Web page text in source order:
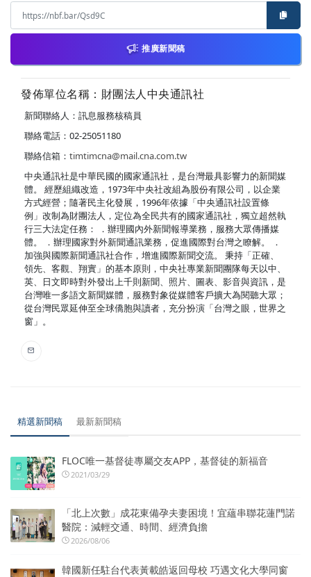
推廣新聞稿
發佈單位名稱：財團法人中央通訊社
新聞聯絡人：訊息服務核稿員
聯絡電話：02-25051180
聯絡信箱： timtimcna@mail.cna.com.tw
中央通訊社是中華民國的國家通訊社，是台灣最具影響力的新聞媒
體。 經歷組織改造，1973年中央社改組為股份有限公司，以企業
方式經營；隨著民主化發展，1996年依據「中央通訊社設置條
例」改制為財團法人，定位為全民共有的國家通訊社，獨立超然執
行三大法定任務： ．辦理國內外新聞報導業務，服務大眾傳播媒
體。 ．辦理國家對外新聞通訊業務，促進國際對台灣之瞭解。 ．
加強與國際新聞通訊社合作，增進國際新聞交流。 秉持「正確、
領先、客觀、翔實」的基本原則，中央社專業新聞團隊每天以中、
英、日文即時對外發出上千則新聞、照片、圖表、影音與資訊，是
台灣唯一多語文新聞媒體，服務對象從媒體客戶擴大為閱聽大眾；
從台灣民眾延伸至全球僑胞與讀者，充分扮演「台灣之眼，世界之
窗」。
精選新聞稿 最新新聞稿
FLOC唯一基督徒專屬交友APP，基督徒的新福音
2021/03/29
「北上次數」成花東備孕夫妻困境！宜蘊串聯花蓮門諾
醫院：減輕交通、時間、經濟負擔
2026/08/06
韓國新任駐台代表黃載皓返回母校 巧遇文化大學同窗